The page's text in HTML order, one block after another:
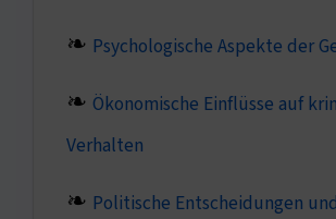
Psychologische Aspekte der
Ökonomische Einflüsse auf
Verhalten
Politische Entscheidungen